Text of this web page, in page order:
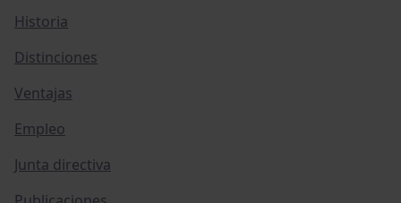
Historia
Distinciones
Ventajas
Empleo
Junta directiva